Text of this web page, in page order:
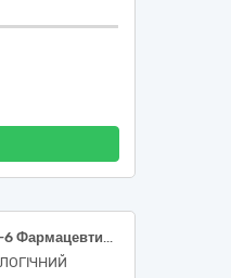
Код ДК 021:2015 – 33600000-6 Фармацевтична продукція (Медикаменти в асортименті)